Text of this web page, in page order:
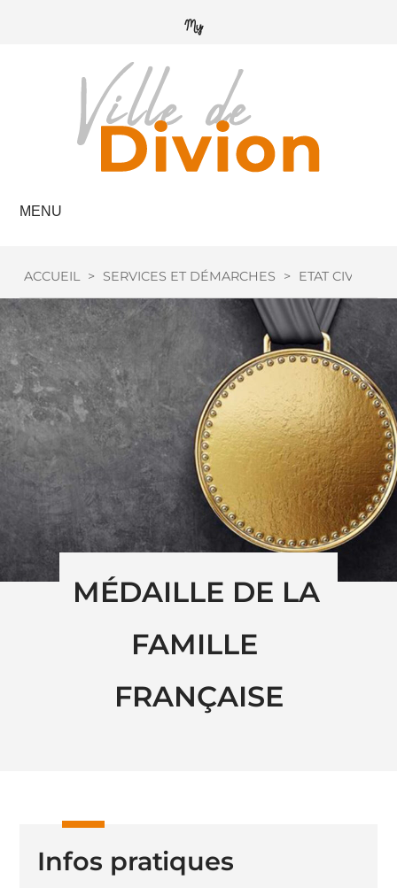
MENU
ACCUEIL > SERVICES ET DÉMARCHES > ETAT CIVIL
MÉDAILLE DE LA
FAMILLE
FRANÇAISE
Infos pratiques